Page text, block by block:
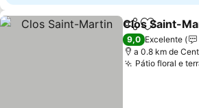
PartilharAdicionar
Clos Saint-
9,0 Excelente
a 0.8 km de
Pátio floral e